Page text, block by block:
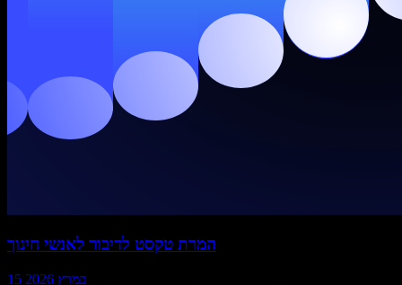
המרת טקסט לדיבור לאנשי חינוך
15 במרץ 2026